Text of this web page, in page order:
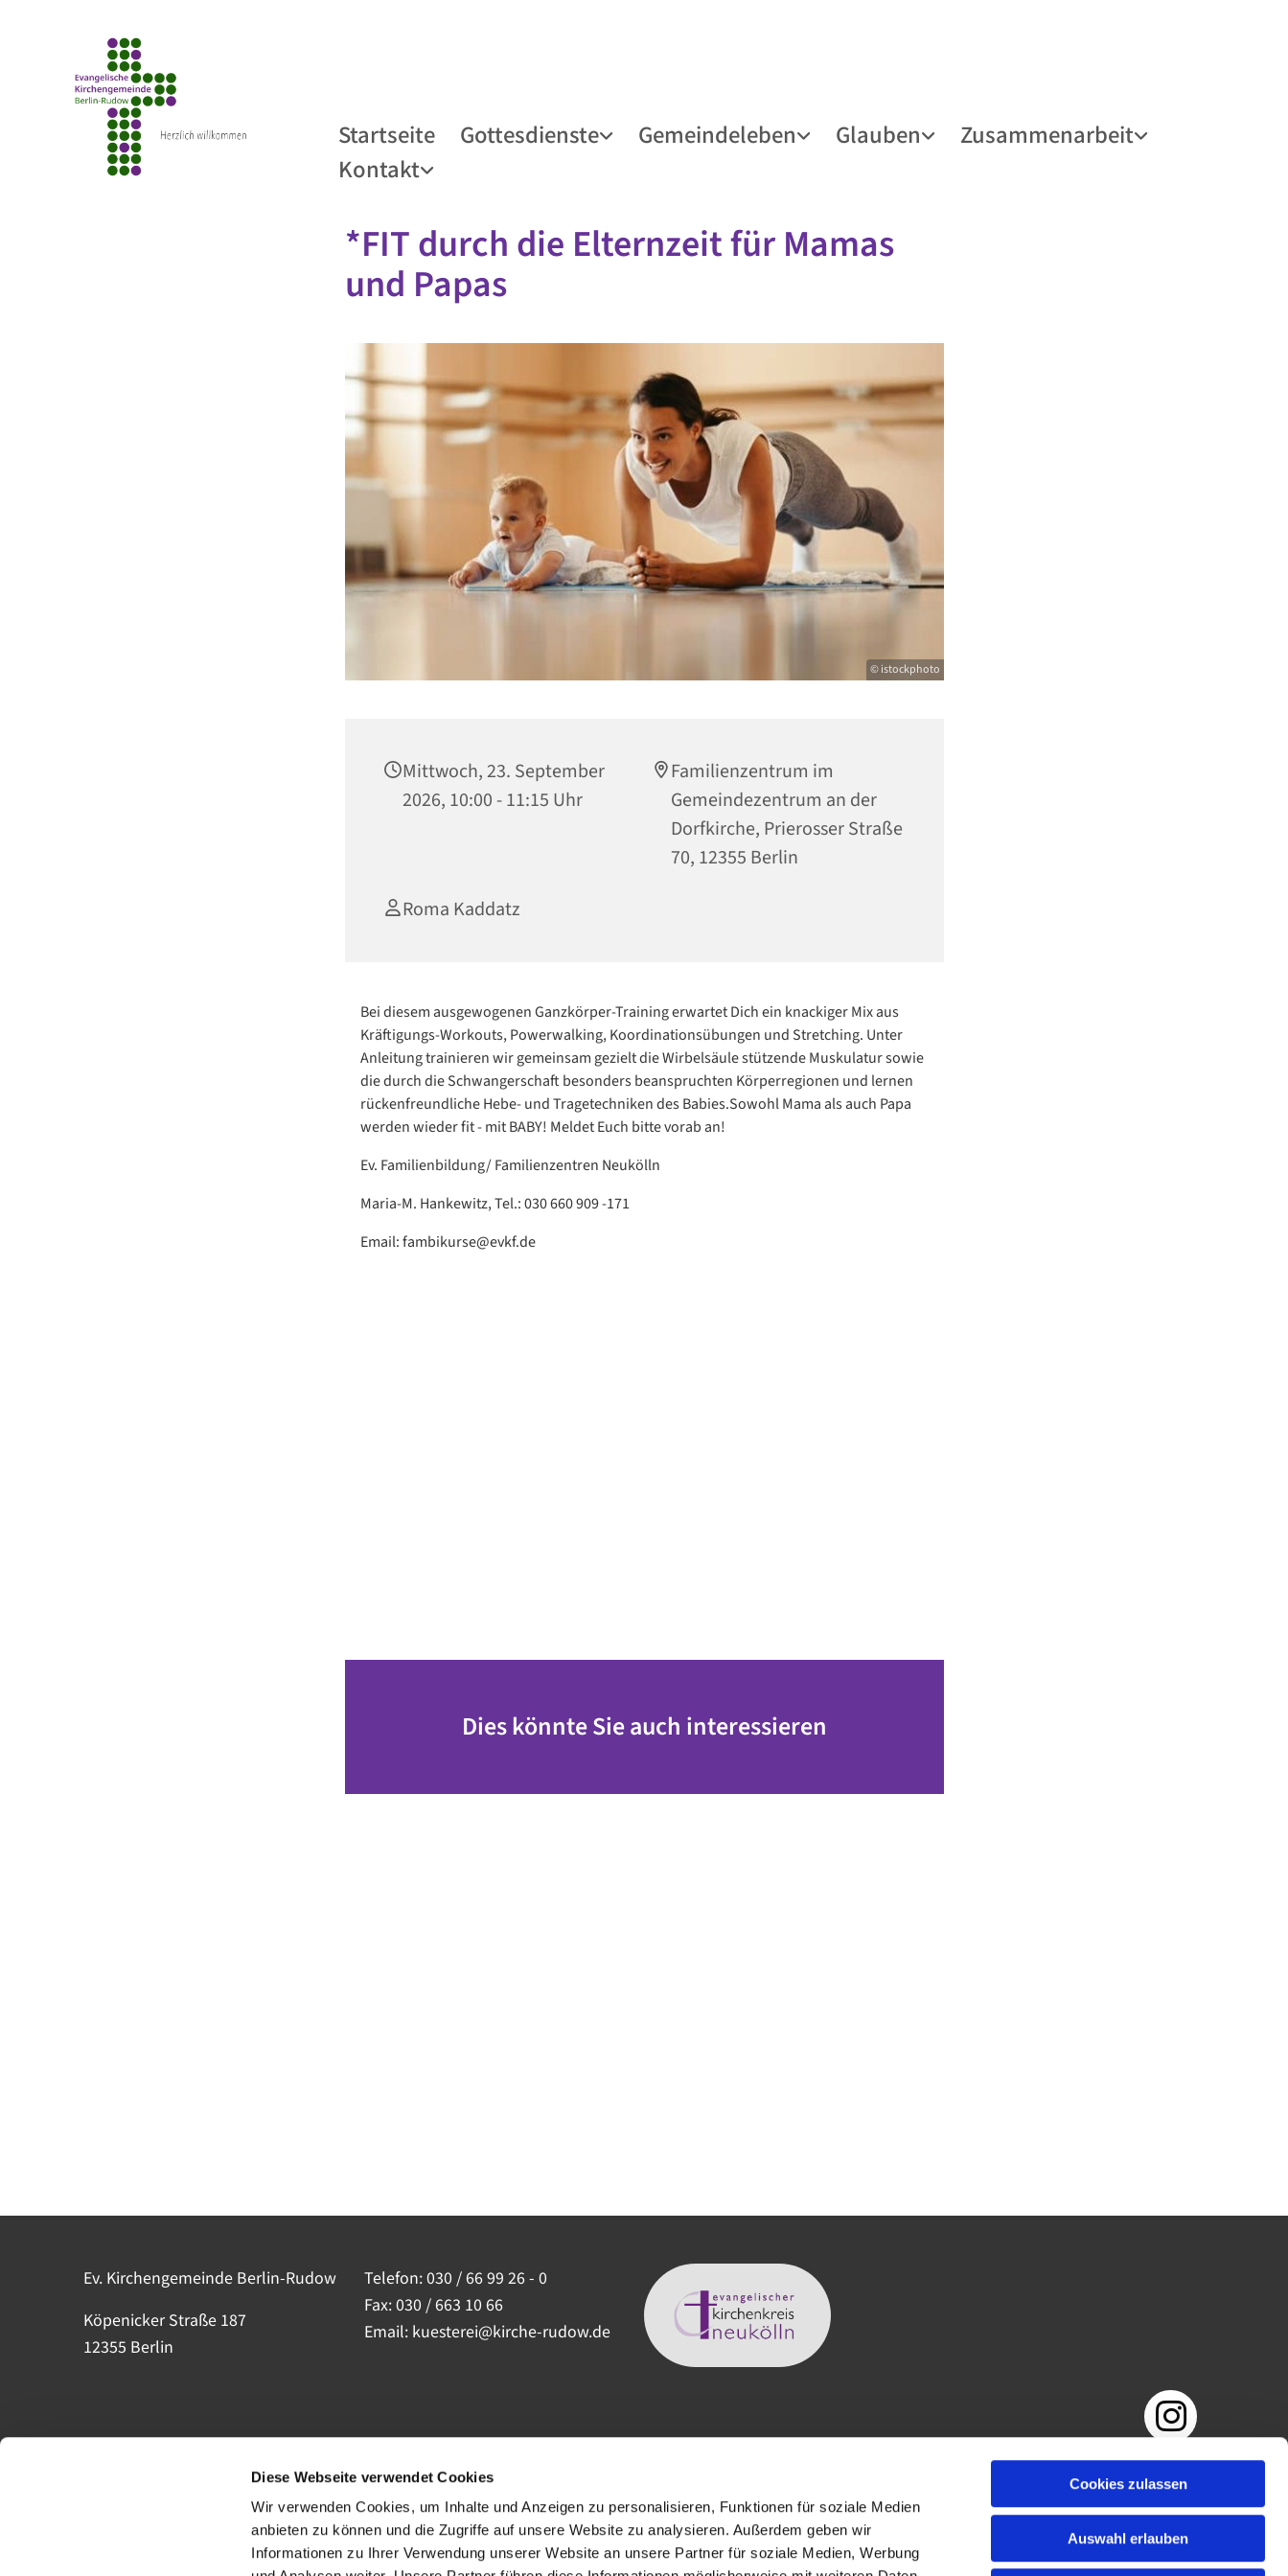
Diese Webseite verwendet Cookies
Wir verwenden Cookies, um Inhalte und Anzeigen zu personalisieren, Funktionen für soziale Medien
anbieten zu können und die Zugriffe auf unsere Website zu analysieren. Außerdem geben wir
Informationen zu Ihrer Verwendung unserer Website an unsere Partner für soziale Medien, Werbung
Cookies zulassen
Auswahl erlauben
Startseite Gottesdienste Gemeindeleben Glauben
Zusammenarbeit
Kontakt
*FIT durch die Elternzeit für Mamas
und Papas
© istockphoto
Mittwoch, 23. September
2026, 10:00 - 11:15 Uhr
Familienzentrum im
Gemeindezentrum an der
Dorfkirche, Prierosser Straße
70, 12355 Berlin
Roma Kaddatz
Bei diesem ausgewogenen Ganzkörper-Training erwartet Dich ein knackiger Mix aus
Kräftigungs-Workouts, Powerwalking, Koordinationsübungen und Stretching. Unter
Anleitung trainieren wir gemeinsam gezielt die Wirbelsäule stützende Muskulatur sowie
die durch die Schwangerschaft besonders beanspruchten Körperregionen und lernen
rückenfreundliche Hebe- und Tragetechniken des Babies.Sowohl Mama als auch Papa
werden wieder fit - mit BABY! Meldet Euch bitte vorab an!
Ev. Familienbildung/ Familienzentren Neukölln
Maria-M. Hankewitz, Tel.: 030 660 909 -171
Email: fambikurse@evkf.de
Dies könnte Sie auch interessieren
Ev. Kirchengemeinde Berlin-Rudow
Köpenicker Straße 187
12355 Berlin
Telefon:030 / 66 99 26 - 0
Fax: 030 / 663 10 66
Email: kuesterei@kirche-rudow.de
Datenschutzerklärung